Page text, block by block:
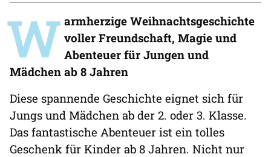
W armherzige Weihnachtsgeschichte
voller Freundschaft, Magie und
Abenteuer für Jungen und
Mädchen ab 8 Jahren
Diese spannende Geschichte eignet sich für
Jungs und Mädchen ab der 2. oder 3. Klasse.
Das fantastische Abenteuer ist ein tolles
Geschenk für Kinder ab 8 Jahren. Nicht nur